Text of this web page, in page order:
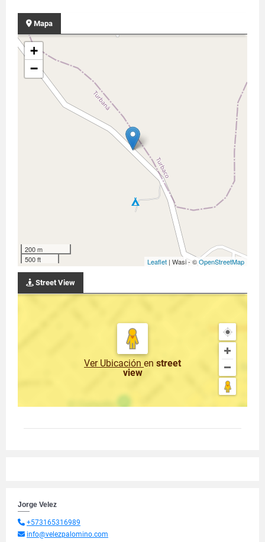
Mapa
+
−
200 m
500 ft
Leaflet | Wasi - ©OpenStreetMap
Street View
Ver Ubicación en street
view
Jorge Velez
+573165316989
info@velezpalomino.com